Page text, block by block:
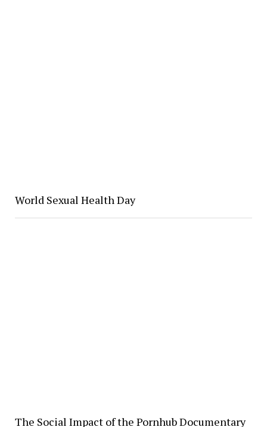
World Sexual Health Day
The Social Impact of the Pornhub Documentary